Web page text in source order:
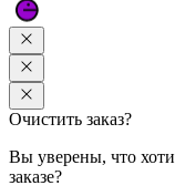
Очистить заказ?
Вы уверены, что
заказе?